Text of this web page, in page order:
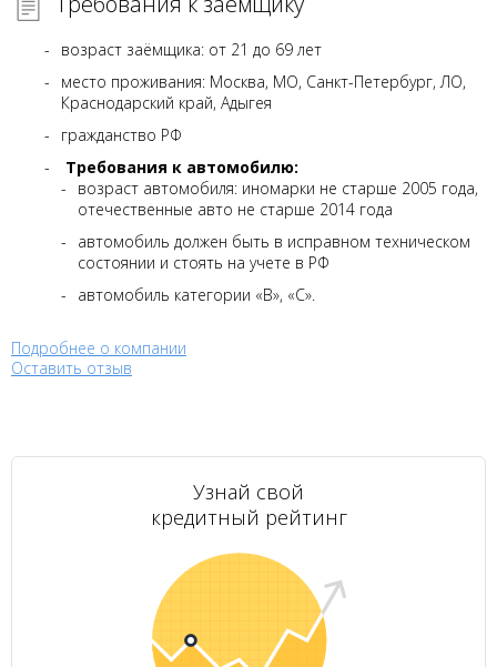
возраст заёмщика: от 21 до 69 лет
место проживания: Москва, МО, Санкт-Петербург, ЛО,
Краснодарский край, Адыгея
гражданство РФ
Требования к автомобилю:
возраст автомобиля: иномарки не старше 2005 года,
отечественные авто не старше 2014 года
автомобиль должен быть в исправном техническом
состоянии и стоять на учете в РФ
автомобиль категории «B», «С».
Подробнее о компании
Оставить отзыв
Узнай свой
кредитный рейтинг